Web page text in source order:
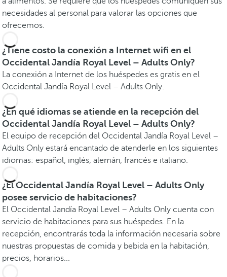
necesidades al personal para valorar las opciones que
ofrecemos.
¿Tiene costo la conexión a Internet wifi en el
Occidental Jandía Royal Level – Adults Only?
La conexión a Internet de los huéspedes es gratis en el
Occidental Jandía Royal Level – Adults Only.
¿En qué idiomas se atiende en la recepción del
Occidental Jandía Royal Level – Adults Only?
El equipo de recepción del Occidental Jandía Royal Level –
Adults Only estará encantado de atenderle en los siguientes
idiomas: español, inglés, alemán, francés e italiano.
¿El Occidental Jandía Royal Level – Adults Only
posee servicio de habitaciones?
El Occidental Jandía Royal Level – Adults Only cuenta con
servicio de habitaciones para sus huéspedes. En la
recepción, encontrarás toda la información necesaria sobre
nuestras propuestas de comida y bebida en la habitación,
precios, horarios...